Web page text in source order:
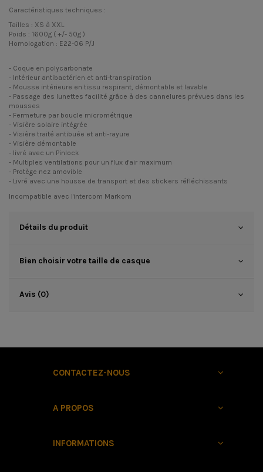
Caractéristiques techniques :
Tailles : XS à XXL
Poids : 1600g ( +/- 50g )
Homologation : E22-06 P/J
- Coque en polycarbonate
- Intérieur antibactérien et anti-transpiration
- Mousse intérieure en tissu respirant, démontable et lavable
- Passage des lunettes facilité grâce à des cannelures prévues dans les
mousses
- Fermeture par boucle micrométrique
- Visière solaire intégrée
- Visière traité antibuée et anti-rayure
- Visière démontable
- livré avec un Pinlock
- Multiples ventilations pour un flux d'air maximum
- Protège nez amovible
- Livré avec une housse de transport et des stickers réfléchissants
Incompatible avec l'intercom Markom
Détails du produit
Bien choisir votre taille de casque
Avis (0)
CONTACTEZ-NOUS
A PROPOS
INFORMATIONS